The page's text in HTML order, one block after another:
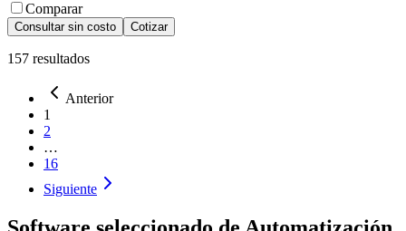
Comparar
Consultar sin costo Cotizar
157 resultados
Anterior
1
2
…
16
Siguiente